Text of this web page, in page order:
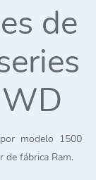
de
modelo 1500
de fábrica Ram.